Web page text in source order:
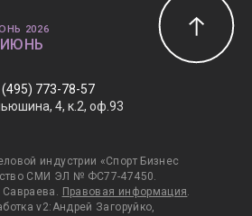
(495) 773-78-57
4, к.2, оф.93
индустрии «Спорт Бизнес
СМИ ЭЛ № ФС77-47450.
Савраева. Правовая информация.
v2:Андрей Загоруйко,
2026